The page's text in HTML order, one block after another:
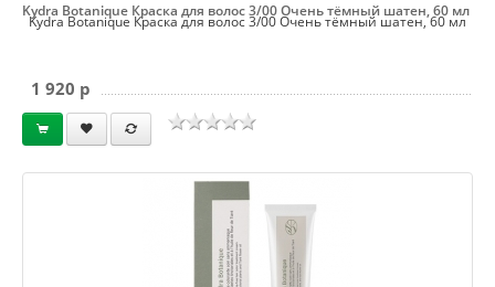
Kydra Botanique Краска для волос 3/00 Очень тёмный шатен, 60 мл
Kydra Botanique Краска для волос 3/00 Очень тёмный шатен, 60 мл
1 920 p